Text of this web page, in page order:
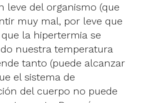
leve del organismo (que
muy mal, por leve que
la hipertermia se
nuestra temperatura
tanto (puede alcanzar
el sistema de
del cuerpo no puede